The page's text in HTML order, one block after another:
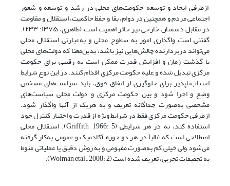
ازطرفی ایجاد و توسعه حکومت‌های محلی در رشد و توسعه و شعور
اجتماعی مردم و همچنین در دوام، بقا و حفظ حاکمیت، استقلال و مقاومت
در مقابل دشمنان خارجی نیز حائز اهمیت است (طاهری، ۱۳۷۵: ۲۳۳).
گفتنی است واگذاری امور به سطوح محلی و به‌عبارتی استقلال محلی
می‌تواند دربردارنده چالش‌هایی نیز باشد، بدین‌معنا که دولت‌های محلی
با گذشت زمان و افزایش قدرت ممکن است به رقیبی برای حکومت
مرکزی تبدیل ‌شده و علیه حکومت مرکزی اقدام کنند. در این نوع شرایط
اجتناب‌ناپذیر برای جلوگیری از اتفاق فوق، باید سیاست‌های مشخص
وضع و اجرا شود و بین حکومت مرکزی و دولت محلی سیاست‌های
مشخصی به‌صورت جداگانه تعریف و به هریک از آنها واگذار شود.
از‌طرفی حکومت مرکزی فقط در شرایط ویژه از قدرت و اختیار کنترل خود
استفاده کند، نه در هر شرایطی (Griffith, 1966: 5). استقلال محلی
اصطلاحی است که غالباً در هر دو حوزه آکادمیک و عمومی به‌کار گرفته
می‌شود ولی خیلی کم به‌صورت مفهومی و به روش دقیق یا عملیاتی منوط
به تحقیقات تجربی، تعریف‌ شده است (Wolman etal., 2008: 2).